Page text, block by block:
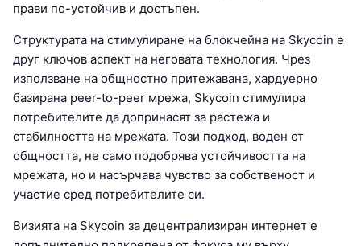
прави по-устойчив и достъпен.
Структурата на стимулиране на блокчейна на Skycoin е
друг ключов аспект на неговата технология. Чрез
използване на общностно притежавана, хардуерно
базирана peer-to-peer мрежа, Skycoin стимулира
потребителите да допринасят за растежа и
стабилността на мрежата. Този подход, воден от
общността, не само подобрява устойчивостта на
мрежата, но и насърчава чувство за собственост и
участие сред потребителите си.
Визията на Skycoin за децентрализиран интернет е